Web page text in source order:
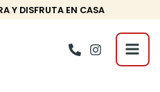
Y DISFRUTA EN CASA